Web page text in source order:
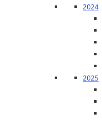
2024
2025